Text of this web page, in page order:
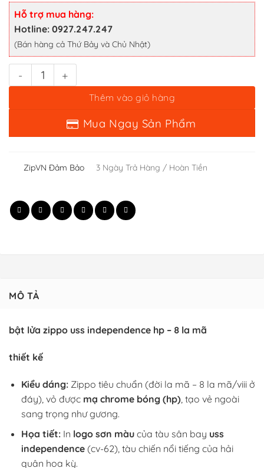
Hỗ trợ mua hàng:
Hotline: 0927.247.247
(Bán hàng cả Thứ Bảy và Chủ Nhật)
Mua Ngay Sản Phẩm
ZipVN Đảm Bảo 3 Ngày Trả Hàng / Hoàn Tiền
MÔ TẢ
bật lửa zippo uss independence hp – 8 la mã
thiết kế
Kiểu dáng:Zippo tiêu chuẩn (đời la mã – 8 la mã/viii ở
đáy), vỏ được mạ chrome bóng (hp), tạo vẻ ngoài
sang trọng như gương.
Họa tiết:In logo sơn màucủa tàu sân bay uss
independence(cv-62), tàu chiến nổi tiếng của hải
quân hoa kỳ.